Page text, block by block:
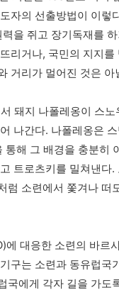
자의 선출방법이 이렇
을 쥐고 장기독재를
리거나, 국민의 지지
거리가 멀어진 것은 아
돼지 나폴레옹이 스
나간다. 나폴레옹은
통해 그 배경을 충분히
트로츠키를 밀쳐낸다
럼 소련에서 쫓겨나 떠
에 대응한 소련의 바르
구는 소련과 동유럽국
국에게 각자 길을 가도